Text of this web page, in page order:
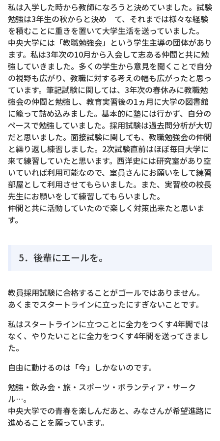
私は入学した時から教師になろうと決めていました。試験
勉強は3年生の秋からと決め て、それまでは様々な経験
を積むことに重きを置いて大学生活を送っていました。
中央大学には「教職勉強会」という学生主導の団体があり
ます。私は3年次の10月から入会して志ある仲間と共に勉
強していきました。多くの学生から意見を聞くことで自分
の視野も広がり、教職に対する考えの幅も広がったと思っ
ています。筆記試験に関しては、3年次の春休みに教職勉
強会の仲間と勉強し、教育実習後の1ヵ月に大学の図書館
に籠って詰め込みました。基本的に塾には行かず、自分の
ペースで勉強していました。採用試験は過去問分析が大切
だと思いました。面接試験に関しても、教職勉強会の仲間
と繰り返し練習しました。2次試験直前はほぼ毎日大学に
来て練習していたと思います。西洋史には研究室があり空
いていれば利用可能なので、室員さんにお願いをして練習
部屋として利用させてもらいました。また、実習校の校長
先生にお願いをして練習してもらいました。
仲間と共に活動していたので楽しく対策出来たと思いま
す。
5．後輩にエールを。
教員採用試験に合格することがゴールではありません。
あくまでスタートラインに立ったにすぎないことです。
私はスタートラインに立つことに全力をつくす4年間では
なく、やりたいことに全力をつくす4年間を送ってきまし
た。
自由に動けるのは「今」しかないのです。
勉強・飲み会・旅・スポーツ・ボランティア・サーク
ル…。
中央大学での青春を楽しんだあと、みなさんが希望進路に
進めることを願っています。